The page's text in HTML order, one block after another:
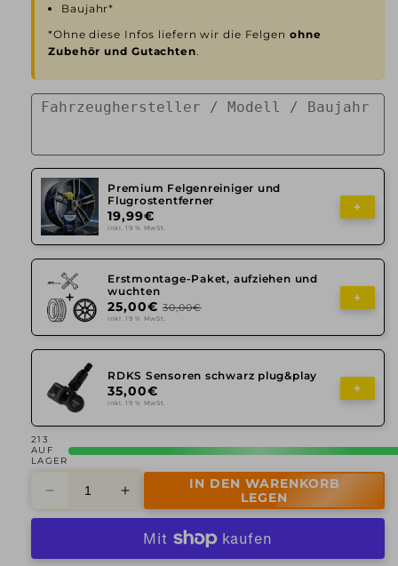
Baujahr*
*Ohne diese Infos liefern wir die Felgen ohne
Zubehör und Gutachten.
Premium Felgenreiniger und
Flugrostentferner
19,99€
inkl. 19 % MwSt.
+
Erstmontage-Paket, aufziehen und
wuchten
25,00€ 30,00€
inkl. 19 % MwSt.
+
RDKS Sensoren schwarz plug&play
35,00€
inkl. 19 % MwSt.
+
213
AUF
LAGER
Verringere
die
Erhöhe
die
Menge
IN DEN WARENKORB
LEGEN